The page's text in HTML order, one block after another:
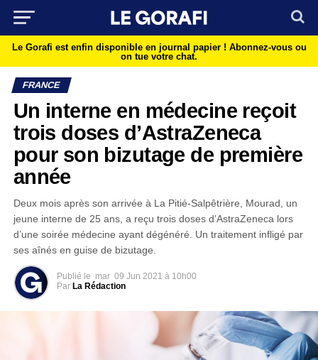
Le Gorafi est enfin disponible en journal papier ! Abonnez-vous ou
on tue votre chat.
FRANCE
Un interne en médecine reçoit
trois doses d’AstraZeneca
pour son bizutage de première
année
Deux mois après son arrivée à La Pitié-Salpêtrière, Mourad, un
jeune interne de 25 ans, a reçu trois doses d’AstraZeneca lors
d’une soirée médecine ayant dégénéré. Un traitement infligé par
ses aînés en guise de bizutage.
Publié le mar 09 Jun 2021 à 10h00
Par La Rédaction